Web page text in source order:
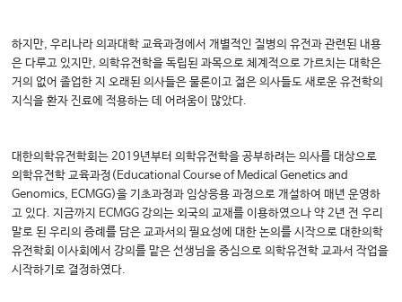
하지만, 우리나라 의과대학 교육과정에서 개별적인 질병의 유전과 관련된 내용
은 다루고 있지만, 의학유전학을 독립된 과목으로 체계적으로 가르치는 대학은
거의 없어 졸업한 지 오래된 의사들은 물론이고 젊은 의사들도 새로운 유전학의
지식을 환자 진료에 적용하는 데 어려움이 많았다.
대한의학유전학회는 2019년부터 의학유전학을 공부하려는 의사를 대상으로
의학유전학 교육과정(Educational Course of Medical Genetics and
Genomics, ECMGG)을 기초과정과 임상응용 과정으로 개설하여 매년 운영하
고 있다. 지금까지 ECMGG 강의는 외국의 교재를 이용하였으나 약 2년 전 우리
말로 된 우리의 증례를 담은 교과서의 필요성에 대한 논의를 시작으로 대한의학
유전학회 이사회에서 강의를 맡은 선생님을 중심으로 의학유전학 교과서 작업을
시작하기로 결정하였다.